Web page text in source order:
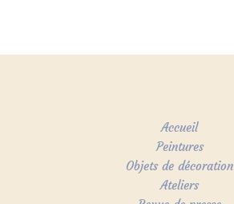
Accueil
Peintures
Objets de décoration
Ateliers